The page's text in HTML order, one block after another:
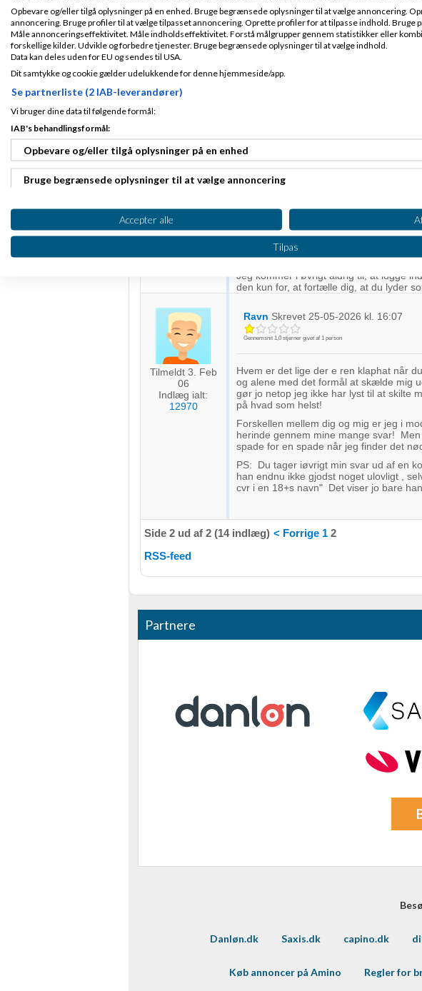
Ravn:
Så skal du da have dine skolepenge
Tænk sig, at jeg efter flere år at have
oprette en bruger for, at fortælle en
sig ordentligt.
Hvad er det dog for en måde at te sig
smart online når ens identitet er skjult
det er klart, at når man møder folk som
Fuldstændig vanvittig opførsel på et
være, at løfte hinanden og/eller
end ikke har stemmeret. Du kan ikke
Jeg kommer i øvrigt aldrig til, at logge
den kun for, at fortælle dig, at du lyder
Tilmeldt 3. Feb
06
Indlæg ialt:
12970
Ravn Skrevet 25-05-2026 kl. 16:07
Gennemsnit 1,0stjerner givet af 1person
Hvem er det lige der e ren klaphat når
og alene med det formål at skælde mig
gør jo netop jeg ikke har lyst til at skilte
på hvad som helst!
Forskellen mellem dig og mig er jeg i
herinde gennem mine mange svar!
spade for en spade når jeg finder det
PS: Du tager iøvrigt min svar ud af en
han endnu ikke gjodst noget ulovligt ,
cvr i en 18+s navn" Det viser jo bare
Side 2 ud af 2 (14 indlæg) < Forrige 1 2
RSS-feed
Partnere
Danløn.dk Saxis.dk capino.dk
Køb annoncer på Amino Regler for
Opbevare og/eller tilgå oplysninger på en enhed. Bruge begrænsede oplysninger til at vælge annoncering.
annoncering. Bruge profiler til at vælge tilpasset annoncering. Oprette profiler for at tilpasse indhold. Bruge
Måle annonceringseffektivitet. Måle indholdseffektivitet. Forstå målgrupper gennem statistikker eller
forskellige kilder. Udvikle og forbedre tjenester. Bruge begrænsede oplysninger til at vælge indhold.
Data kan deles uden for EU og sendes til USA.
Dit samtykke og cookie gælder udelukkende for denne hjemmeside/app.
Se partnerliste (2 IAB-leverandører)
Vi bruger dine data til følgende formål:
IAB's behandlingsformål:
Opbevare og/eller tilgå oplysninger på en enhed
Bruge begrænsede oplysninger til at vælge annoncering
Oprette profiler til tilpasset annoncering
Bruge profiler til at vælge tilpasset annoncering
Bruge profiler til at vælge tilpasset indhold
Forstå målgrupper gennem statistikker eller kombinationer af oplysninger fra
Bruge begrænsede oplysninger til at vælge indhold
Identificere enheder baseret på aktivt anmodede oplysninger
Accepter alle
Tilpas